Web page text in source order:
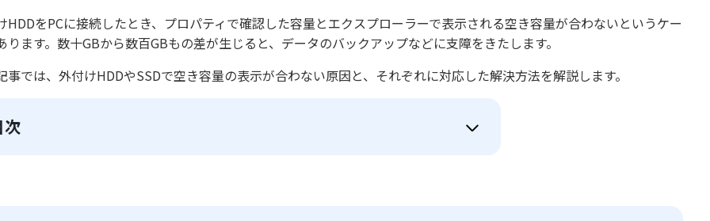
HDDをPCに接続したとき、プロパティで確認した容量とエクスプローラーで表示される空き容量が合わないというケー
ります。数十GBから数百GBもの差が生じると、データのバックアップなどに支障をきたします。
事では、外付けHDDやSSDで空き容量の表示が合わない原因と、それぞれに対応した解決方法を解説します。
次